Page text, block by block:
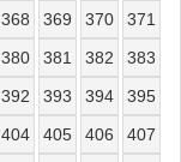
368 369 370
371
380 381 382
383
392 393 394
395
404 405 406
407